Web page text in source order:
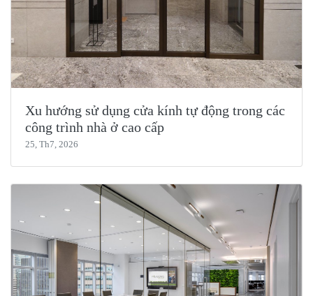
Xu hướng sử dụng cửa kính tự động trong các
công trình nhà ở cao cấp
25, Th7, 2026